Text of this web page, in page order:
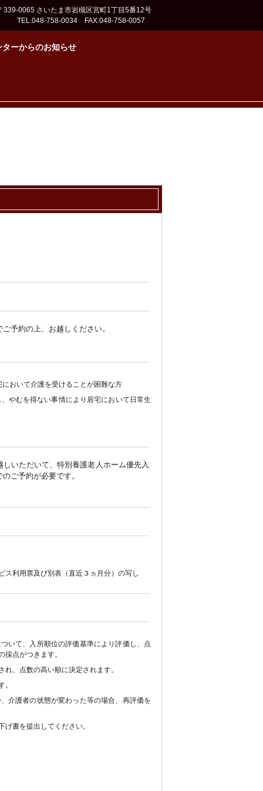
339-0065 さいたま市岩槻区宮町1丁目5番12号
TEL.048-758-0034 FAX.048-758-0057
ーからのお知らせ
予約の上、お越しください。
おいて介護を受けることが困難な方
やむを得ない事情により居宅において日常生
いただいて、特別養護老人ホーム優先入
ご予約が必要です。
利用票及び別表（直近３ヵ月分）の写し
いて、入所順位の評価基準により評価し、点
点がつきます。
、点数の高い順に決定されます。
介護者の状態が変わった等の場合、再評価を
書を提出してください。